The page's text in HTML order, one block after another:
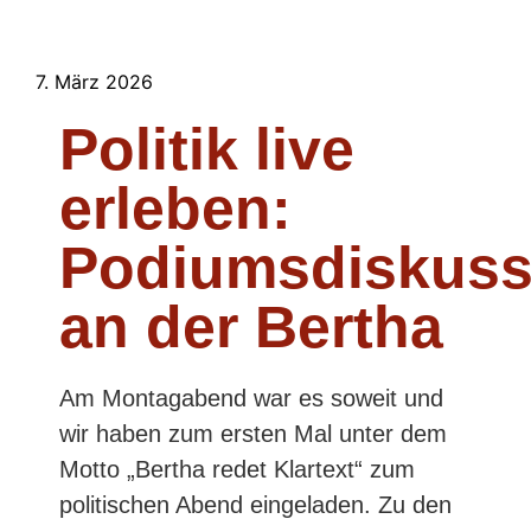
7. März 2026
Politik live
erleben:
an der Bertha
Am Montagabend war es soweit und
wir haben zum ersten Mal unter dem
Motto „Bertha redet Klartext“ zum
politischen Abend eingeladen. Zu den